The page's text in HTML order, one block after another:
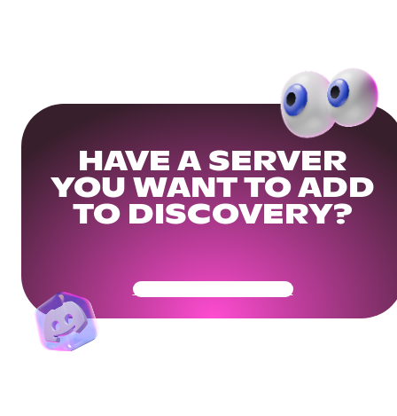
HAVE A SERVER
YOU WANT TO ADD
TO DISCOVERY?
Get Your Community Ready